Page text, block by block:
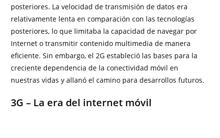
posteriores. La velocidad de transmisión de datos era
relativamente lenta en comparación con las tecnologías
posteriores, lo que limitaba la capacidad de navegar por
Internet o transmitir contenido multimedia de manera
eficiente. Sin embargo, el 2G estableció las bases para la
creciente dependencia de la conectividad móvil en
nuestras vidas y allanó el camino para desarrollos futuros.
3G – La era del internet móvil